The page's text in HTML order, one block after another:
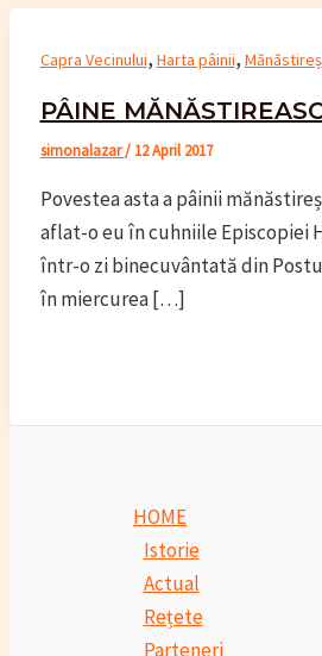
Capra Vecinului, Harta pâinii,
PÂINE
simonalazar/ 12 April 2017
Povestea asta a pâinii
aflat-o eu în cuhniile Episcopiei
într-o zi binecuvântată din
în miercurea […]
HOME
Istorie
Actual
Rețete
Parteneri